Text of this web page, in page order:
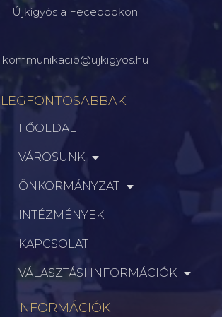
Újkígyós a Fecebookon
kommunikacio@ujkigyos.hu
LEGFONTOSABBAK
FŐOLDAL
VÁROSUNK
ÖNKORMÁNYZAT
INTÉZMÉNYEK
KAPCSOLAT
VÁLASZTÁSI INFORMÁCIÓK
INFORMÁCIÓK